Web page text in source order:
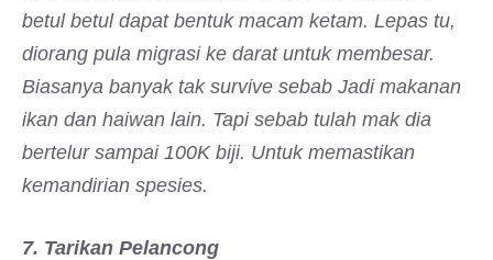
betul betul dapat bentuk macam ketam. Lepas tu,
diorang pula migrasi ke darat untuk membesar.
Biasanya banyak tak survive sebab Jadi makanan
ikan dan haiwan lain. Tapi sebab tulah mak dia
bertelur sampai 100K biji. Untuk memastikan
kemandirian spesies.
7. Tarikan Pelancong